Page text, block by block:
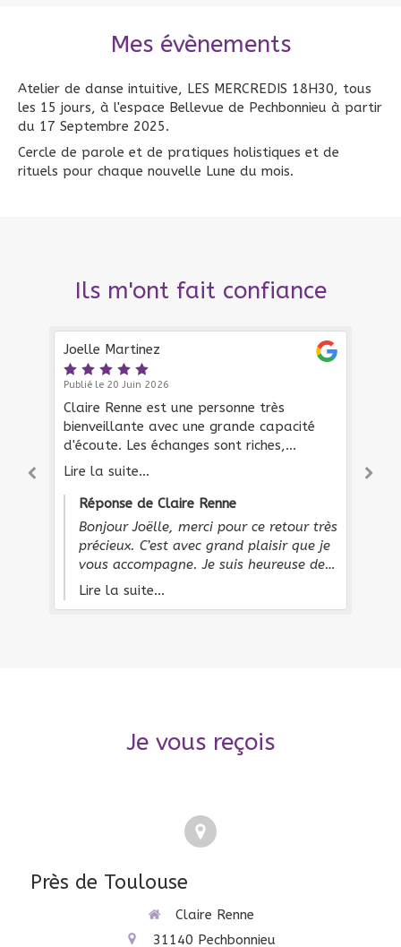
Mes évènements
Atelier de danse intuitive, LES MERCREDIS 18H30, tous
les 15 jours, à l'espace Bellevue de Pechbonnieu à partir
du 17 Septembre 2025.
Cercle de parole et de pratiques holistiques et de
rituels pour chaque nouvelle Lune du mois.
Ils m'ont fait confiance
Joelle Martinez
Publié le 20 Juin 2026
Claire Renne est une personne très
bienveillante avec une grande capacité
d'écoute. Les échanges sont riches,
instructifs et chaque séance permet de
tout en cherchant l'apaisement.
Lire la suite...
Réponse de Claire Renne
Bonjour Joëlle, merci pour ce retour très
précieux. C’est avec grand plaisir que je
vous accompagne. Je suis heureuse de
l’apaisement que vous ressentez et de
Lire la suite...
Je vous reçois
Près de Toulouse
Claire Renne
31140 Pechbonnieu